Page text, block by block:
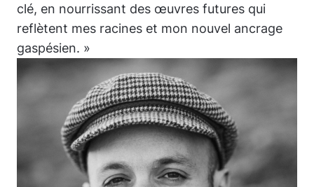
clé, en nourrissant des œuvres futures qui
reflètent mes racines et mon nouvel ancrage
gaspésien. »